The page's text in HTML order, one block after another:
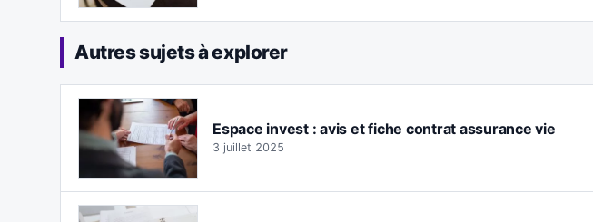
Autres sujets à explorer
Espace invest : avis et fiche contrat assurance vie
3 juillet 2025